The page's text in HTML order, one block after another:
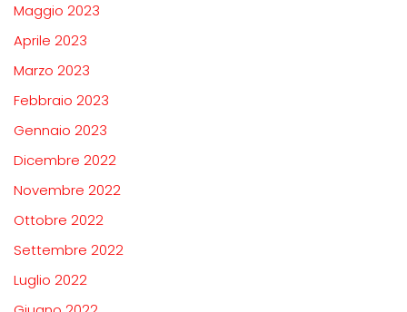
Maggio 2023
Aprile 2023
Marzo 2023
Febbraio 2023
Gennaio 2023
Dicembre 2022
Novembre 2022
Ottobre 2022
Settembre 2022
Luglio 2022